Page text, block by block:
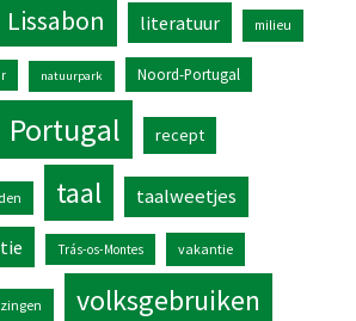
Lissabon literatuur milieu
natuurpark Noord-Portugal
Portugal recept
taal taalweetjes
Trás-os-Montes vakantie
volksgebruiken